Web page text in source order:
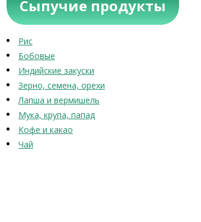
Сыпучие продукты
Рис
Бобовые
Индийские закуски
Зерно, семена, орехи
Лапша и вермишель
Мука, крупа, папад
Кофе и какао
Чай